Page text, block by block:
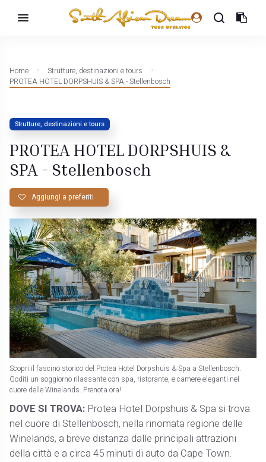
Home
Strutture, destinazioni e tours
PROTEA HOTEL DORPSHUIS & SPA - Stellenbosch
Strutture, destinazioni e tours
PROTEA HOTEL DORPSHUIS &
SPA - Stellenbosch
Aggiungi a preferiti
Scopri il fascino storico del Protea Hotel Dorpshuis & Spa a Stellenbosch.
Goditi un soggiorno rilassante con spa, ristorante, e camere eleganti nel
cuore delle Winelands. Prenota ora!
DOVE SI TROVA: Protea Hotel Dorpshuis & Spa si trova
nel cuore di Stellenbosch, nella rinomata regione delle
Winelands, a breve distanza dalle principali attrazioni
della città e a circa 45 minuti di auto da Cape Town.